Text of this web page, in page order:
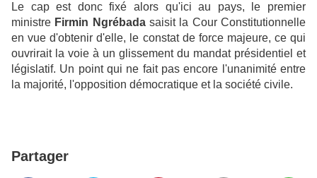
Le cap est donc fixé alors qu'ici au pays, le premier
ministre Firmin Ngrébadasaisit la Cour Constitutionnelle
en vue d'obtenir d'elle, le constat de force majeure, ce qui
ouvrirait la voie à un glissement du mandat présidentiel et
législatif. Un point qui ne fait pas encore l'unanimité entre
la majorité, l'opposition démocratique et la société civile.
Partager